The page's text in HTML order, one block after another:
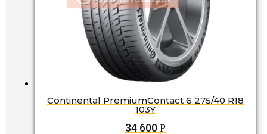
Continental PremiumContact 6 275/40 R18
103Y
34 600 Р